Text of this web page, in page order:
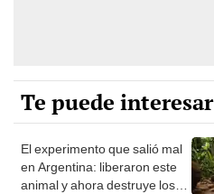
Te puede interesar
El experimento que salió mal
en Argentina: liberaron este
animal y ahora destruye los